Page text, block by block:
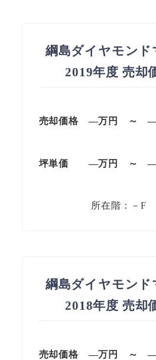
綱島ダイヤモンド
2019年度 売却
売却価格 —万円 ～ —
坪単価 —万円 ～ —
所在階：－F
綱島ダイヤモンド
2018年度 売却
売却価格 —万円 ～ —